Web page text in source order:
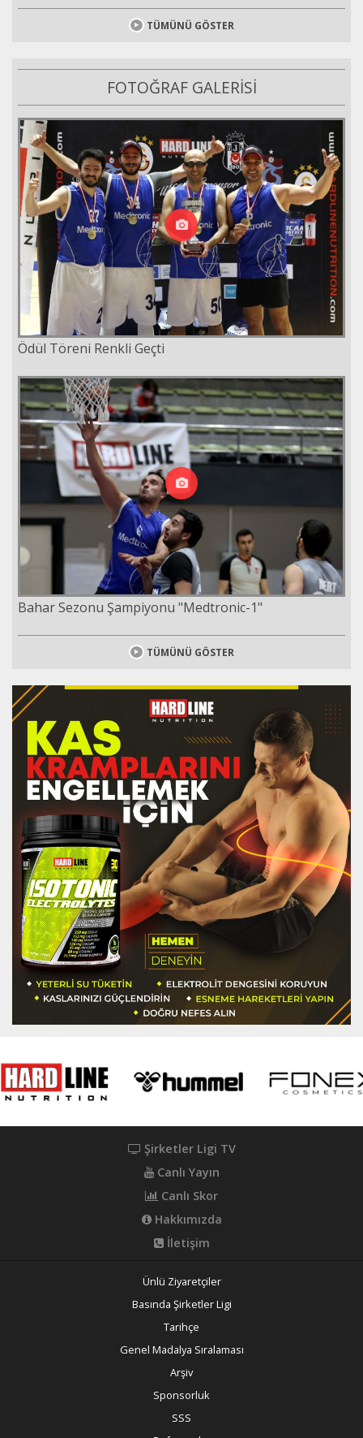
TÜMÜNÜ GÖSTER
FOTOĞRAF GALERİSİ
Ödül Töreni Renkli Geçti
Bahar Sezonu Şampiyonu "Medtronic-1"
TÜMÜNÜ GÖSTER
Şirketler Ligi TV
Canlı Yayın
Canlı Skor
Hakkımızda
İletişim
Ünlü Ziyaretçiler
Basında Şirketler Ligi
Tarihçe
Genel Madalya Sıralaması
Arşiv
Sponsorluk
SSS